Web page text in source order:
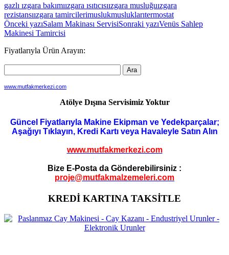
gazlı ızgara bakımıızgara ısıtıcısıızgara musluğuızgara
rezistansıızgara tamircilerimuslukmusluklarıtermostat
Yazı
dolaşımı
Önceki yazıSalam Makinası ServisiSonraki yazıVenüs Sahlep
Makinesi Tamircisi
Fiyatlarıyla Ürün Arayın:
www.mutfakmerkezi.com
Atölye Dışına Servisimiz Yoktur
Güncel Fiyatlarıyla Makine Ekipman ve Yedekparçalar;
Aşağıyı Tıklayın, Kredi Kartı veya Havaleyle Satın Alın
www.mutfakmerkezi.com
Bize E-Posta da Gönderebilirsiniz :
proje@mutfakmalzemeleri.com
KREDİ KARTINA TAKSİTLE